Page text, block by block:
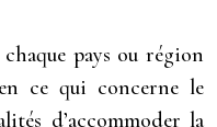
pays ou région
ce qui concerne le
d’accommoder la